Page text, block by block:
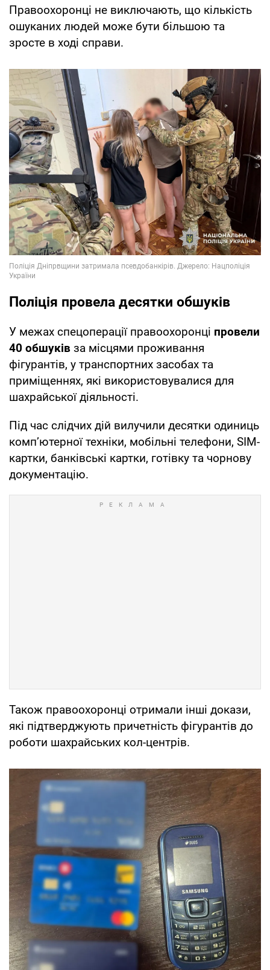
Правоохоронці не виключають, що кількість
ошуканих людей може бути більшою та
зросте в ході справи.
Поліція провела десятки обшуків
У межах спецоперації правоохоронці провели
40 обшуків за місцями проживання
фігурантів, у транспортних засобах та
приміщеннях, які використовувалися для
шахрайської діяльності.
Під час слідчих дій вилучили десятки одиниць
комп’ютерної техніки, мобільні телефони, SIM-
картки, банківські картки, готівку та чорнову
документацію.
Також правоохоронці отримали інші докази,
які підтверджують причетність фігурантів до
роботи шахрайських кол-центрів.